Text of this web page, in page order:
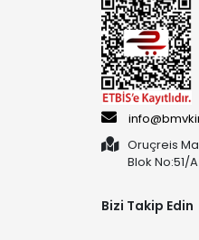
Oruçreis
Blok No:51/
Bizi Takip Edin